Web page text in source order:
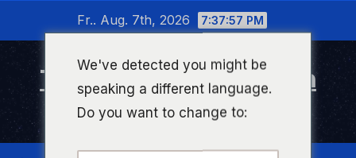
wechseln
Fr.. Aug. 7th, 2026 7:37:57 PM
Timeline Bad Kreuznach
Infonetzwerk für Bad Kreuznach
We've detected you might be
speaking a different language.
Do you want to change to: